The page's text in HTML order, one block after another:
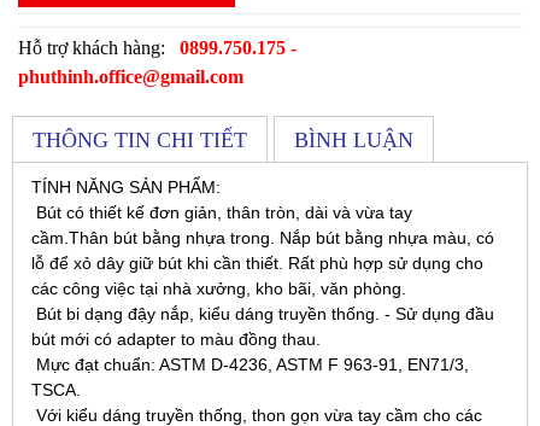
Hỗ trợ khách hàng: 0899.750.175 -
phuthinh.office@gmail.com
THÔNG TIN CHI TIẾT BÌNH LUẬN
TÍNH NĂNG SẢN PHẨM:
Bút có thiết kế đơn giản, thân tròn, dài và vừa tay
cầm.Thân bút bằng nhựa trong. Nắp bút bằng nhựa màu, có
lỗ để xỏ dây giữ bút khi cần thiết. Rất phù hợp sử dụng cho
các công việc tại nhà xưởng, kho bãi, văn phòng.
Bút bi dạng đậy nắp, kiểu dáng truyền thống. - Sử dụng đầu
bút mới có adapter to màu đồng thau.
Mực đạt chuẩn: ASTM D-4236, ASTM F 963-91, EN71/3,
TSCA.
Với kiểu dáng truyền thống, thon gọn vừa tay cầm cho các